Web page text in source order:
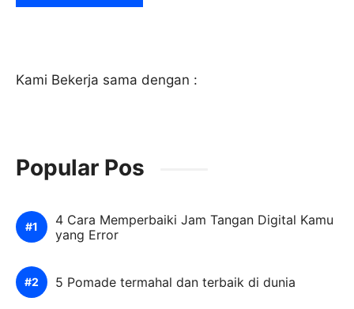
Kami Bekerja sama dengan :
Popular Pos
4 Cara Memperbaiki Jam Tangan Digital Kamu
yang Error
5 Pomade termahal dan terbaik di dunia